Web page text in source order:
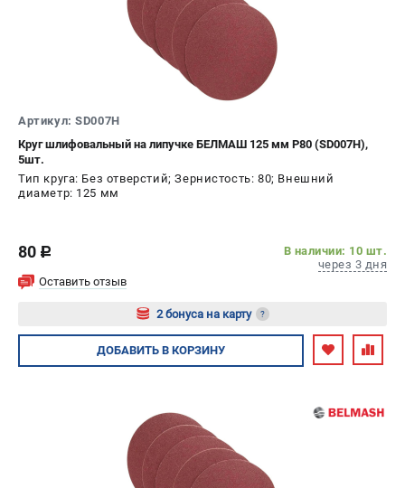
Артикул: SD007H
Круг шлифовальный на липучке БЕЛМАШ 125 мм P80 (SD007H),
5шт.
Тип круга: Без отверстий; Зернистость: 80; Внешний
диаметр: 125 мм
80 c
В наличии: 10 шт.
через 3 дня
Оставить отзыв
2 бонуса на карту ?
Авторизуйтесь
ДОБАВИТЬ В КОРЗИНУ